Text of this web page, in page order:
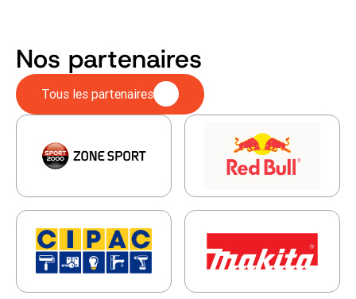
Nos partenaires
Tous les partenaires